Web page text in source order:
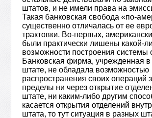
штатов, и не имели права на
Такая банковская свобода «по-
существенно отличалась от ее
трактовки. Во-первых,
были практически лишены какой-
возможности построения системы
Банковская фирма, учрежденная
штате, не обладала возможностью
распространения своих операций
пределы ни через открытие
штате, ни каким-либо другим
касается открытия отделений
штата, то тут ситуация в разных